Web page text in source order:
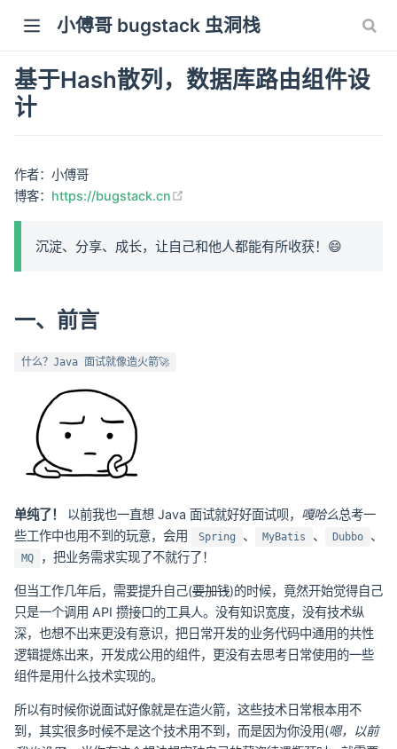
小傅哥 bugstack 虫洞栈
基于Hash散列，数据库路由组件设
计
作者：小傅哥
博客： https://bugstack.cn
沉淀、分享、成长，让自己和他人都能有所收获！😄
一、前言
什么？Java 面试就像造火箭🚀
单纯了！ 以前我也一直想 Java 面试就好好面试呗， 嘎哈么总考一
些工作中也用不到的玩意，会用
Spring 、 MyBatis 、 Dubbo 、
MQ ，把业务需求实现了不就行了！
但当工作几年后，需要提升自己(要加钱)的时候，竟然开始觉得自己
只是一个调用 API 攒接口的工具人。没有知识宽度，没有技术纵
深，也想不出来更没有意识，把日常开发的业务代码中通用的共性
逻辑提炼出来，开发成公用的组件，更没有去思考日常使用的一些
组件是用什么技术实现的。
所以有时候你说面试好像就是在造火箭，这些技术日常根本用不
到，其实很多时候不是这个技术用不到，而是因为你没用(嗯，以前